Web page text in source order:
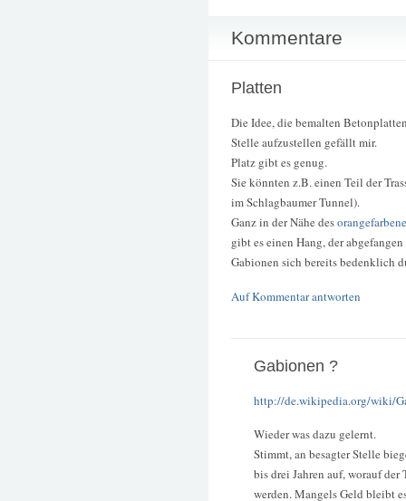
Kommentare
Platten
Die Idee, die bemalten
Stelle aufzustellen gefällt mir.
Platz gibt es genug.
Sie könnten z.B. einen Teil der
im Schlagbaumer Tunnel).
Ganz in der Nähe des
gibt es einen Hang, der
Gabionen sich bereits bedenklich
Auf Kommentar antworten
Gabionen ?
http://de.wikipedia.org/wiki/
Wieder was dazu gelernt.
Stimmt, an besagter Stelle
bis drei Jahren auf, worauf
werden. Mangels Geld bleibt